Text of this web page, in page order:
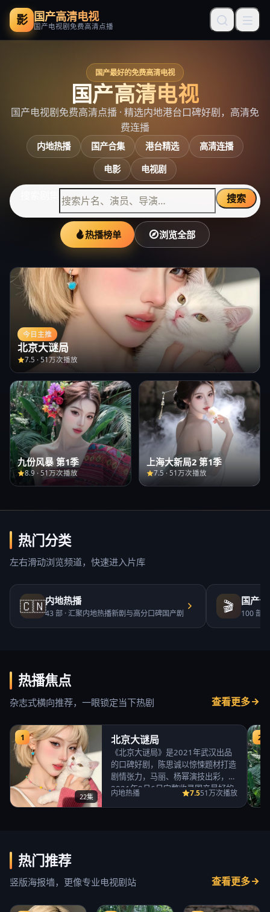
影 国产高清电视
国产电视剧免费高清点播
国产最好的免费高清电视
国产高清电视
国产电视剧免费高清点播 · 精选内地港台口碑好剧，高清免
费连播
内地热播 国产合集 港台精选
高清连播
电影
电视剧
搜索
热播榜单 浏览全部
今日主推
北京大谜局
7.5 · 51万次播放
九份风暴 第1季
8.9 · 51万次播放
上海大新局2 第1季
7.5· 51万次播放
热门分类
左右滑动浏览频道，快速进入片库
🇨🇳内地热播
43部 ·汇聚内地热播新剧与高分口碑国产剧 🎬 国产
100部 ·
热播焦点
杂志式横向推荐，一眼锁定当下热剧 查看更多
1
22集
北京大谜局
《北京大谜局》是2021年武汉出品
的口碑好剧，陈思诚以惊悚题材打造
剧情张力，马丽、杨幂演技出彩，
2021年8月6日完整收录国产最好的
内地热播 7.551万次播放
2
热门推荐
竖版海报墙，更像专业电视剧站 查看更多